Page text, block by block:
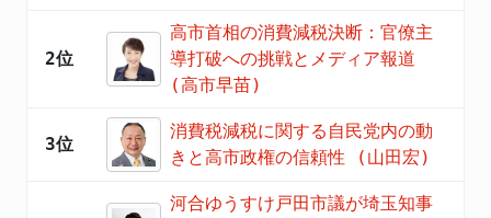
2位
高市首相の消費減税決断：官僚主
導打破への挑戦とメディア報道
(高市早苗)
3位
消費税減税に関する自民党内の動
きと高市政権の信頼性 (山田宏)
河合ゆうすけ戸田市議が埼玉知事